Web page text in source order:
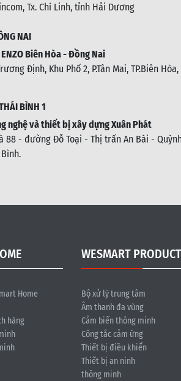
Tx. Chí Linh, tỉnh Hải Dương
NAI
ENZO Biên Hòa - Đồng Nai
Định, Khu Phố 2, P.Tân Mai, TP.Biên Hòa,
BÌNH 1
nghệ và thiết bị xây dựng Xuân Phát
88 - đường Đỗ Toại - Thị trấn An Bài -
.
Home
hàng
WESMART PRODUCT
Bộ xử lý trung tâm
Âm thanh đa vùng
Cảm biến thông minh
Công tắc cảm ứng
Thiết bị điều khiển
Thiết bị an ninh
thông minh